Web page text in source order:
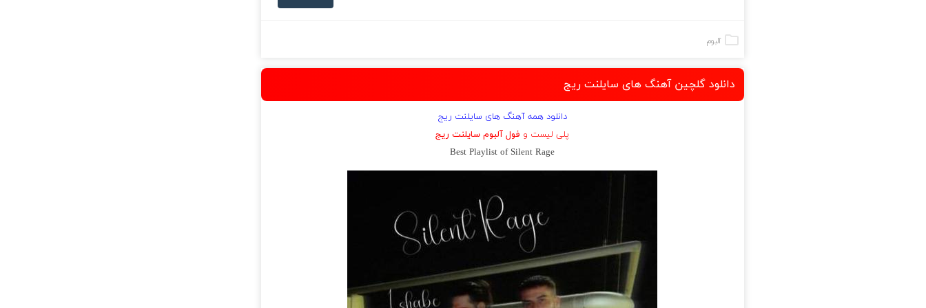
آلبوم
دانلود گلچین آهنگ های سایلنت ریج
دانلود همه آهنگ های سایلنت ریج
پلی لیست و فول آلبوم سایلنت ریج
Best Playlist of Silent Rage